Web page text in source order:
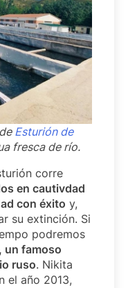
Esturión de
fresca de río.
corre
en cautivdad
con éxito y,
su extinción. Si
podremos
un famoso
ruso. Nikita
el año 2013,